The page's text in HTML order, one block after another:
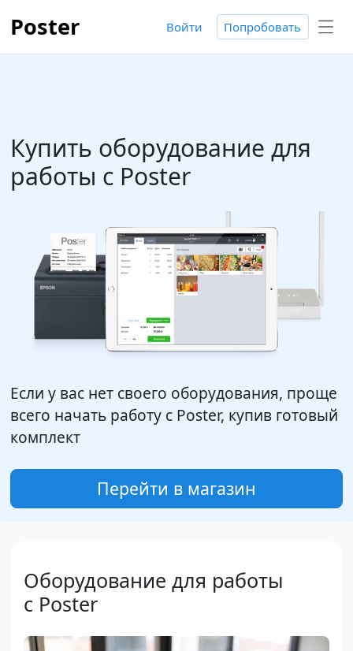
Poster Войти Попробовать
Купить оборудование для
работы с Poster
Если у вас нет своего оборудования, проще
всего начать работу с Poster, купив готовый
комплект
Перейти в магазин
Оборудование для работы
с Poster